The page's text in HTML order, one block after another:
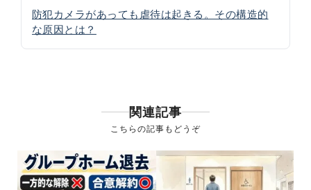
防犯カメラがあっても虐待は起きる。その構造的
な原因とは？
関連記事
こちらの記事もどうぞ